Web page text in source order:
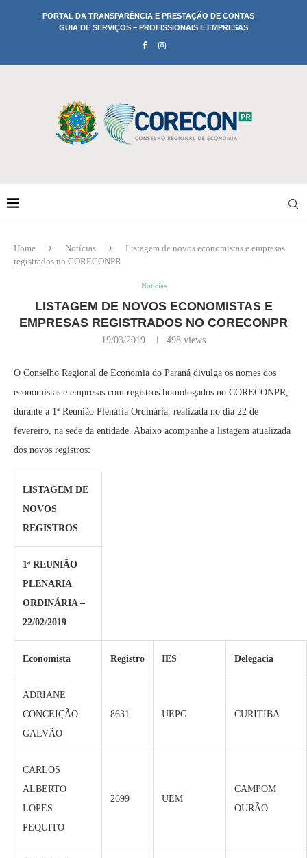
PORTAL DA TRANSPARÊNCIA E PRESTAÇÃO DE CONTAS
GUIA DE SERVIÇOS – PROFISSIONAIS E EMPRESAS
Home Notícias
Listagem de novos economistas e empresas
registrados no CORECONPR
Notícias
LISTAGEM DE NOVOS ECONOMISTAS E
EMPRESAS REGISTRADOS NO CORECONPR
19/03/2019 498 views
O Conselho Regional de Economia do Paraná divulga os nomes dos
economistas e empresas com registros homologados no CORECONPR,
durante a 1ª Reunião Plenária Ordinária, realizada no dia 22 de
fevereiro, na sede da entidade. Abaixo acompanhe a listagem atualizada
dos novos registros:
LISTAGEM DE
NOVOS
REGISTROS
1ª REUNIÃO
PLENARIA
ORDINÁRIA –
22/02/2019
Economista Registro IES Delegacia
ADRIANE
CONCEIÇÃO
GALVÃO
8631 UEPG CURITIBA
CARLOS
ALBERTO
LOPES
PEQUITO
2699 UEM
CAMPOM
OURÃO